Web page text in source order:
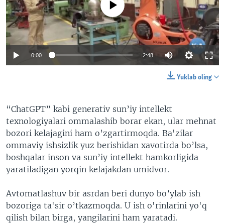
MOBIL-SALOM!
VIDEO
XABARLAR SURATLARDA
INSTAGRAM
ODNOKLASSNIKI
TELEGRAM
TWITTER
Learning English
No media source currently available
0:00 2:48
Yuklab oling
“ChatGPT” kabi generativ sun’iy intellekt
texnologiyalari ommalashib borar ekan, ular mehnat
bozori kelajagini ham o’zgartirmoqda. Ba'zilar
ommaviy ishsizlik yuz berishidan xavotirda bo’lsa,
boshqalar inson va sun’iy intellekt hamkorligida
yaratiladigan yorqin kelajakdan umidvor.
Avtomatlashuv bir asrdan beri dunyo bo’ylab ish
bozoriga ta'sir o’tkazmoqda. U ish o'rinlarini yo'q
qilish bilan birga, yangilarini ham yaratadi.